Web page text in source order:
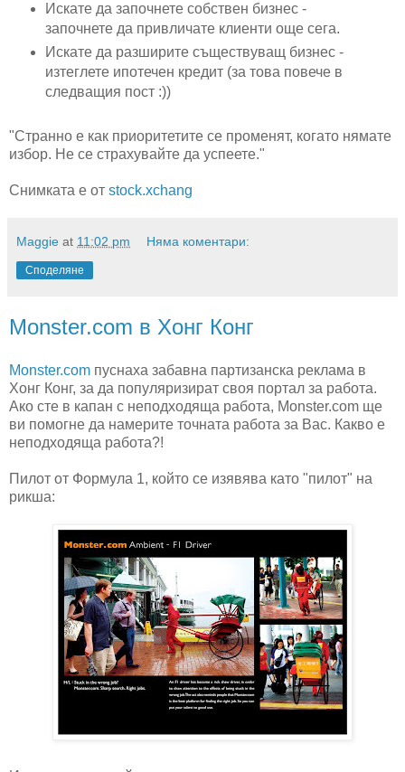
Искате да започнете собствен бизнес -
започнете да привличате клиенти още сега.
Искате да разширите съществуващ бизнес -
изтеглете ипотечен кредит (за това повече в
следващия пост :))
"Странно е как приоритетите се променят, когато нямате
избор. Не се страхувайте да успеете."
Снимката е от stock.xchang
Maggie at 11:02 pm Няма коментари:
Споделяне
Monster.com в Хонг Конг
Monster.com пуснаха забавна партизанска реклама в
Хонг Конг, за да популяризират своя портал за работа.
Ако сте в капан с неподходяща работа, Monster.com ще
ви помогне да намерите точната работа за Вас. Какво е
неподходяща работа?!
Пилот от Формула 1, който се изявява като "пилот" на
рикша: